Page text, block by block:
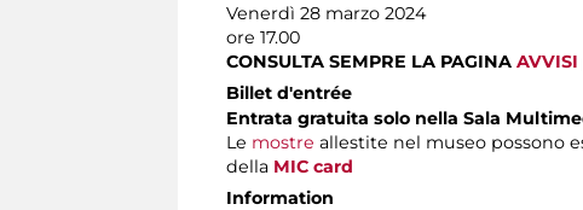
Venerdì 28 marzo 2024
ore 17.00
CONSULTA SEMPRE LA PAGINA AVVISI
Billet d'entrée
Entrata gratuita solo nella Sala
Le mostre allestite nel museo possono
della MIC card
Information